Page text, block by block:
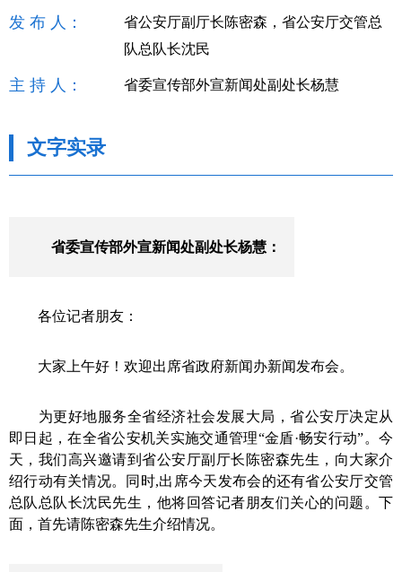
发 布 人：
省公安厅副厅长陈密森，省公安厅交管总
队总队长沈民
主 持 人： 省委宣传部外宣新闻处副处长杨慧
文字实录
省委宣传部外宣新闻处副处长杨慧 ：
各位记者朋友：
大家 上午好！欢迎出席省政府新闻办新闻发布会。
为更好地服务全省经济社会发展大局，省公安厅决定从
即日起，在全省公安机关实施交通管理“金盾·畅安行动”。今
天，我们高兴邀请到省公安厅副厅长 陈密森先生 ，向大家介
绍行动有关情况。同时,出席今天发布会的还有省公安厅交管
总队总队长沈民先生，他将回答记者朋友们关心的问题。下
面 ，首先请陈密森先生介绍情况。